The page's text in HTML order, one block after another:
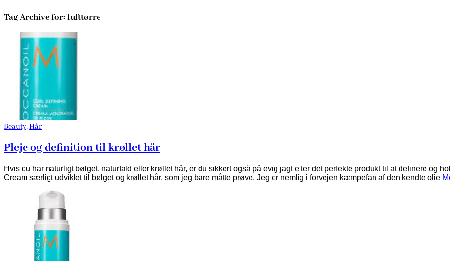
Tag Archive for: lufttørre
Beauty,Hår
Pleje og definition til krøllet hår
Hvis du har naturligt bølget, naturfald eller krøllet hår, er du sikkert også på evig jagt efter det perfekte produkt til at definere og
Cream særligt udviklet til bølget og krøllet hår, som jeg bare måtte prøve. Jeg er nemlig i forvejen kæmpefan af den kendte olie